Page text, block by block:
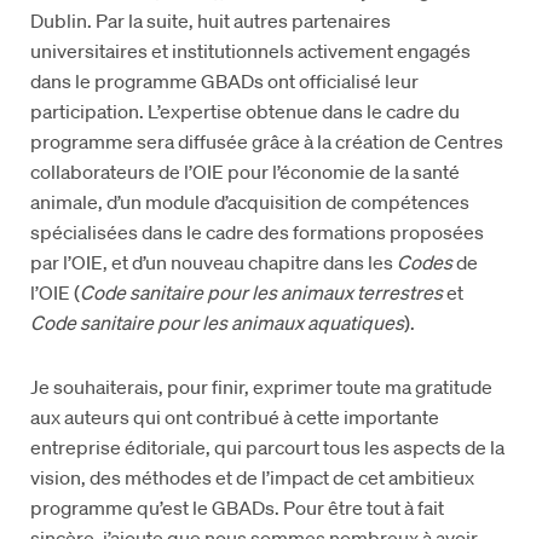
Dublin. Par la suite, huit autres partenaires
universitaires et institutionnels activement engagés
dans le programme GBADs ont officialisé leur
participation. L’expertise obtenue dans le cadre du
programme sera diffusée grâce à la création de Centres
collaborateurs de l’OIE pour l’économie de la santé
animale, d’un module d’acquisition de compétences
spécialisées dans le cadre des formations proposées
par l’OIE, et d’un nouveau chapitre dans lesCodesde
l’OIE (Code sanitaire pour les animaux terrestreset
Code sanitaire pour les animaux aquatiques).
Je souhaiterais, pour finir, exprimer toute ma gratitude
aux auteurs qui ont contribué à cette importante
entreprise éditoriale, qui parcourt tous les aspects de la
vision, des méthodes et de l’impact de cet ambitieux
programme qu’est le GBADs. Pour être tout à fait